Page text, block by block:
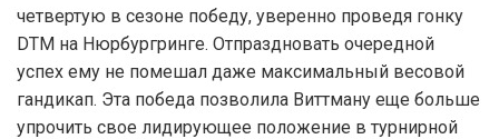
четвертую в сезоне победу, уверенно проведя гонку
DTM на Нюрбургринге. Отпраздновать очередной
успех ему не помешал даже максимальный весовой
гандикап. Эта победа позволила Виттману еще больше
упрочить свое лидирующее положение в турнирной